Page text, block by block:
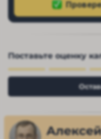
Поставьте оценку